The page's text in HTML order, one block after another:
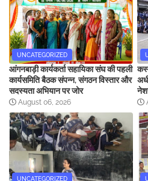
UNCATEGORIZED
आंगनबाड़ी कार्यकर्ता सहायिका संघ की पहली
कार्यसमिति बैठक संपन्न, संगठन विस्तार और
सदस्यता अभियान पर जोर
August 06, 2026
UNCATEGORIZED